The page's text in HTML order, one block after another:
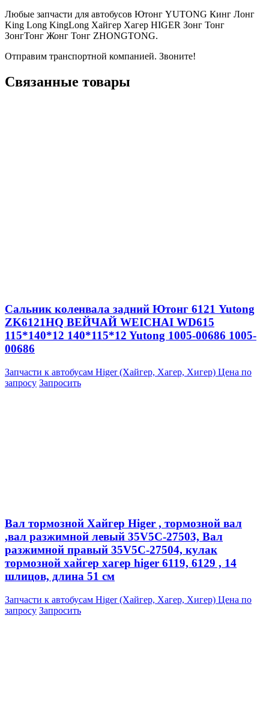
Любые запчасти для автобусов Ютонг YUTONG Кинг Лонг
King Long KingLong Хайгер Хагер HIGER Зонг Тонг
ЗонгТонг Жонг Тонг ZHONGTONG.
Отправим транспортной компанией. Звоните!
Связанные товары
Сальник коленвала задний Ютонг 6121 Yutong
ZK6121HQ ВЕЙЧАЙ WEICHAI WD615
115*140*12 140*115*12 Yutong 1005-00686 1005-
00686
Запчасти к автобусам Higer (Хайгер, Хагер, Хигер) Цена по
запросу Запросить
Вал тормозной Хайгер Higer , тормозной вал
,вал разжимной левый 35V5C-27503, Вал
разжимной правый 35V5C-27504, кулак
тормозной хайгер хагер higer 6119, 6129 , 14
шлицов, длина 51 см
Запчасти к автобусам Higer (Хайгер, Хагер, Хигер) Цена по
запросу Запросить